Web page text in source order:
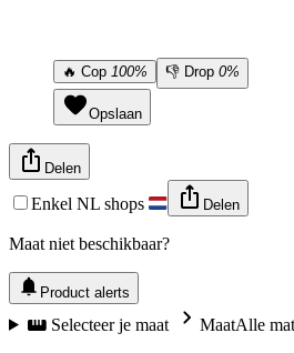
🔥 Cop 100% 👎 Drop 0%
Opslaan
Delen
Enkel NL shops Delen
Maat niet beschikbaar?
Product alerts
Selecteer je maat MaatAlle